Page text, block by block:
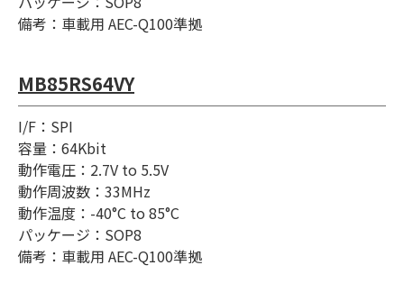
備考：車載用 AEC-Q100準拠
MB85RS64VY
I/F：SPI
容量：64Kbit
動作電圧：2.7V to 5.5V
動作周波数：33MHz
動作温度：-40°C to 85°C
パッケージ：SOP8
備考：車載用 AEC-Q100準拠